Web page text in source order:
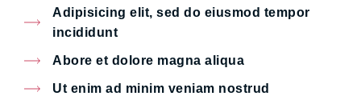
Adipisicing elit, sed do eiusmod tempor
incididunt
Abore et dolore magna aliqua
Ut enim ad minim veniam nostrud